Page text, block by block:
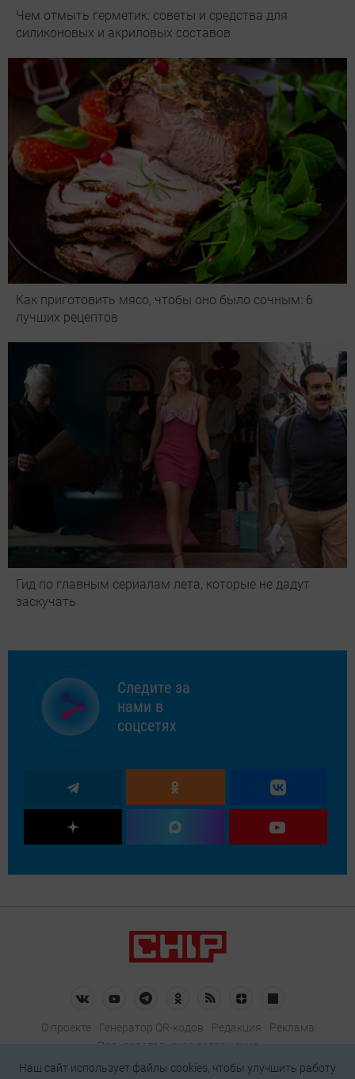
Чем отмыть герметик: советы и средства для
силиконовых и акриловых составов
Как приготовить мясо, чтобы оно было сочным: 6
лучших рецептов
Гид по главным сериалам лета, которые не дадут
заскучать
Следите за
нами в
соцсетях
О проекте Генератор QR-кодов Редакция
Реклама
Пользовательское соглашение
Политика конфиденциальности
Наш сайт использует файлы cookies, чтобы улучшить работу